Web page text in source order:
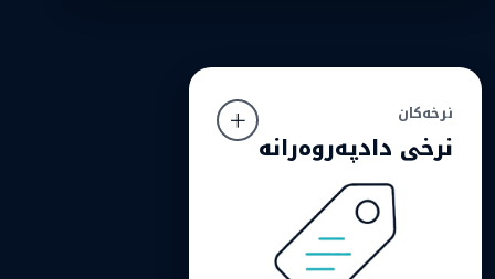
نرخەکان
نرخی دادپەروەرانە نرخی دادپەروەرانە
باوەڕمان وایە خزمەتگوزاری بەهێز دەبێت بە نرخی
کێبڕکێیانە بەردەست بێت، بەتایبەت لە بازاڕی عێراقی و